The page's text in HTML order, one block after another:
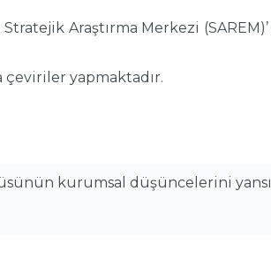
Araştırma Merkezi (SAREM)’
yapmaktadır.
kurumsal düşüncelerini